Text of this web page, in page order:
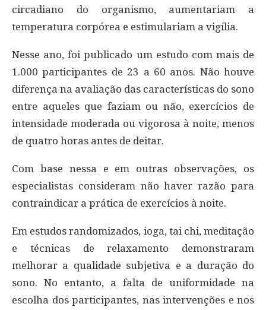
circadiano do organismo, aumentariam a
temperatura corpórea e estimulariam a vigília.
Nesse ano, foi publicado um estudo com mais de
1.000 participantes de 23 a 60 anos. Não houve
diferença na avaliação das características do sono
entre aqueles que faziam ou não, exercícios de
intensidade moderada ou vigorosa à noite, menos
de quatro horas antes de deitar.
Com base nessa e em outras observações, os
especialistas consideram não haver razão para
contraindicar a prática de exercícios à noite.
Em estudos randomizados, ioga, tai chi, meditação
e técnicas de relaxamento demonstraram
melhorar a qualidade subjetiva e a duração do
sono. No entanto, a falta de uniformidade na
escolha dos participantes, nas intervenções e nos